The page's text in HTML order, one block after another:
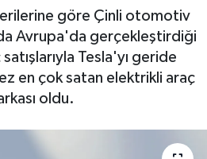
göre Çinli otomotiv
Avrupa'da gerçekleştirdiği
Tesla'yı geride
en çok satan elektrikli araç
oldu.